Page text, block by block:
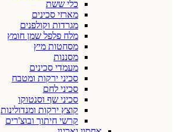
כלי ששת
מארזי סכינים
מגרדות וקולפנים
מלח פלפל שמן חומץ
מסחטות מיץ
מסננות
מעמדי סכינים
סכיני ירקות ומטבח
סכיני לחם
סכיני שף וסנטוקו
קוצץ ירקות ומנדולינות
קרשי חיתוך ובוצ'רים